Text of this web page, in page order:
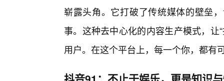
崭露头角。它打破了传统媒体的壁垒
事。这种去中心化的内容生产模式，让
用户。在这个平台上，每一个你，都有